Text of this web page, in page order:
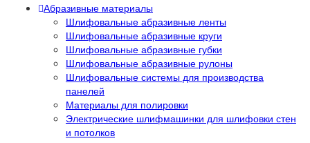
Абразивные материалы
Шлифовальные абразивные ленты
Шлифовальные абразивные круги
Шлифовальные абразивные губки
Шлифовальные абразивные рулоны
Шлифовальные системы для производства
панелей
Материалы для полировки
Электрические шлифмашинки для шлифовки стен
и потолков